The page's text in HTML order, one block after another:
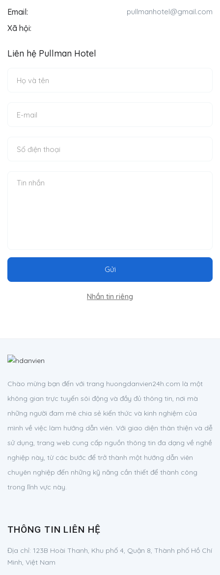
Email: pullmanhotel@gmail.com
Xã hội:
Liên hệ Pullman Hotel
Gửi
Nhắn tin riêng
Chào mừng bạn đến với trang huongdanvien24h.com là một
không gian trực tuyến sôi động và đầy đủ thông tin, nơi mà
những người đam mê chia sẻ kiến thức và kinh nghiệm của
mình về việc làm hướng dẫn viên. Với giao diện thân thiện và dễ
sử dụng, trang web cung cấp nguồn thông tin đa dạng về nghề
nghiệp này, từ các bước để trở thành một hướng dẫn viên
chuyên nghiệp đến những kỹ năng cần thiết để thành công
trong lĩnh vực này.
THÔNG TIN LIÊN HỆ
Địa chỉ: 123B Hoài Thanh, Khu phố 4, Quận 8, Thành phố Hồ Chí
Minh, Việt Nam